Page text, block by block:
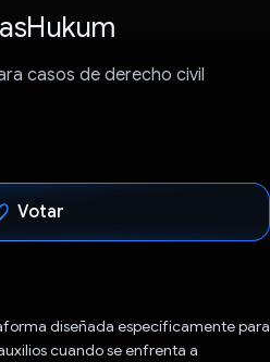
casos de derecho civil
Votar
diseñada específicamente para
cuando se enfrenta a